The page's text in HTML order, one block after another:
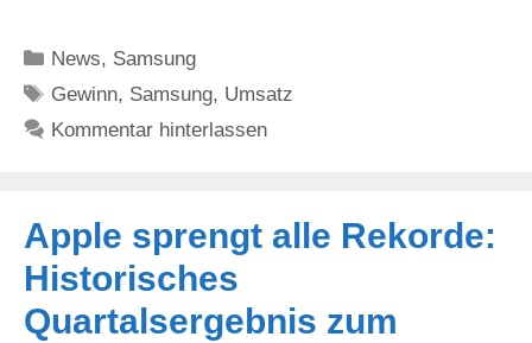
Kategorien
News, Samsung
Schlagwörter
Gewinn, Samsung, Umsatz
Kommentar hinterlassen
Apple sprengt alle Rekorde:
Historisches
Quartalsergebnis zum